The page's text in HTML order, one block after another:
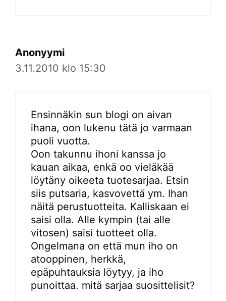
Anonyymi
3.11.2010 klo 15:30
Ensinnäkin sun blogi on aivan
ihana, oon lukenu tätä jo varmaan
puoli vuotta.
Oon takunnu ihoni kanssa jo
kauan aikaa, enkä oo vieläkää
löytäny oikeeta tuotesarjaa. Etsin
siis putsaria, kasvovettä ym. Ihan
näitä perustuotteita. Kalliskaan ei
saisi olla. Alle kympin (tai alle
vitosen) saisi tuotteet olla.
Ongelmana on että mun iho on
atooppinen, herkkä,
epäpuhtauksia löytyy, ja iho
punoittaa. mitä sarjaa suosittelisit?